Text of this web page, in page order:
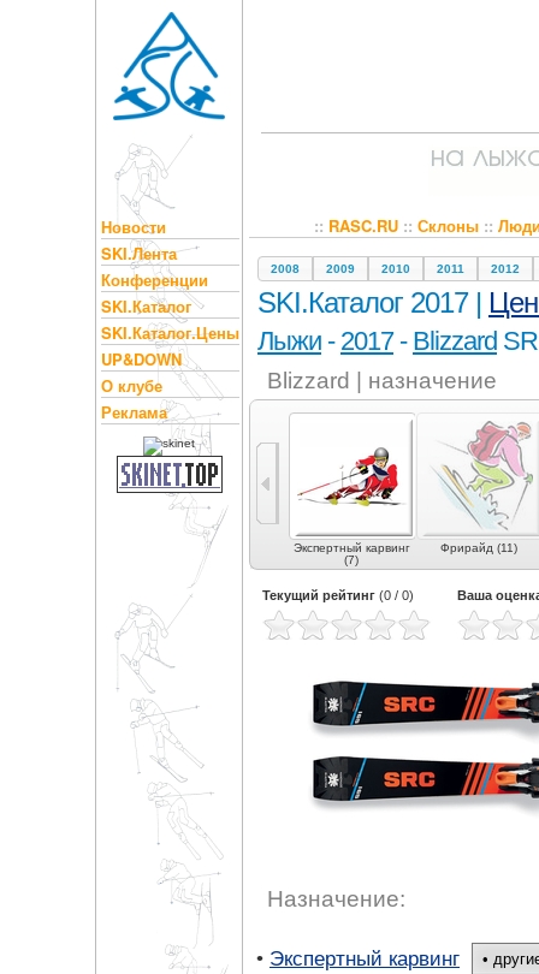
Новости
SKI.Лента
Конференции
SKI.Каталог
SKI.Каталог.Цены
UP&DOWN
О клубе
Реклама
:: RASC.RU:: Склоны::
2008 2009 2010 2011 2012
SKI.Каталог 2017 |
Лыжи - 2017- Blizzard
Blizzard | назначение
Карвинг (5)
Экспертный карвинг
(7)
Фрирайд (11)
Текущий рейтинг (0 / 0) Ваша
Назначение:
• Экспертный карвинг